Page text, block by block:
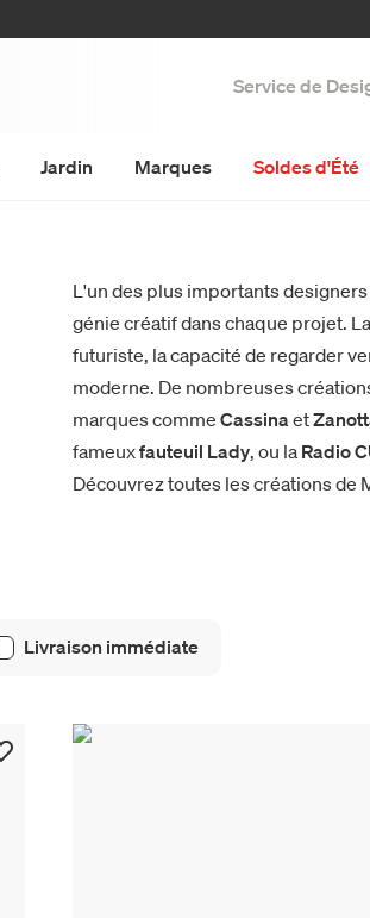
Service de
Jardin Marques Soldes d'Été
L'un des plus importants
génie créatif dans chaque projet.
futuriste, la capacité de regarder
moderne. De nombreuses
marques comme Cassinaet
fameuxfauteuil Lady, ou la Radio
Découvrez toutes les créations de
Livraison immédiate